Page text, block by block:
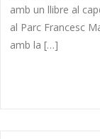
amb un llibre al
al Parc Francesc
amb la […]